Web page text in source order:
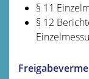
§ 11
§ 12